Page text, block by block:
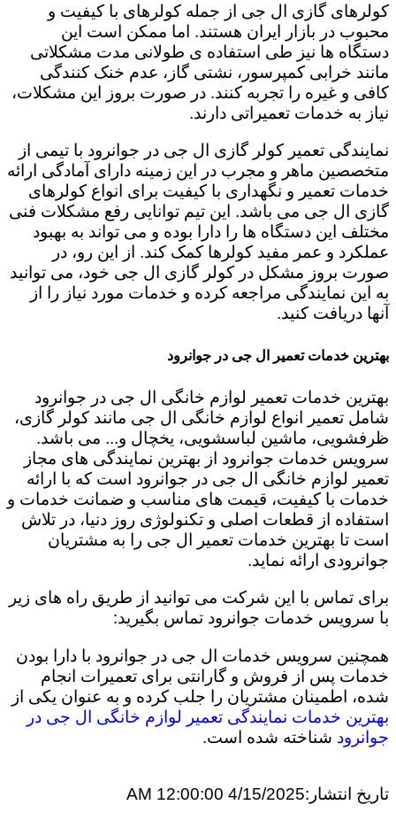
کولرهای گازی ال جی از جمله کولرهای با کیفیت و
محبوب در بازار ایران هستند. اما ممکن است این
دستگاه ها نیز طی استفاده ی طولانی مدت مشکلاتی
مانند خرابی کمپرسور، نشتی گاز، عدم خنک کنندگی
کافی و غیره را تجربه کنند. در صورت بروز این مشکلات،
نیاز به خدمات تعمیراتی دارند.
نمایندگی تعمیر کولر گازی ال جی در جوانرود با تیمی از
متخصصین ماهر و مجرب در این زمینه دارای آمادگی ارائه
خدمات تعمیر و نگهداری با کیفیت برای انواع کولرهای
گازی ال جی می باشد. این تیم توانایی رفع مشکلات فنی
مختلف این دستگاه ها را دارا بوده و می تواند به بهبود
عملکرد و عمر مفید کولرها کمک کند. از این رو، در
صورت بروز مشکل در کولر گازی ال جی خود، می توانید
به این نمایندگی مراجعه کرده و خدمات مورد نیاز را از
آنها دریافت کنید.
بهترین خدمات تعمیر ال جی در جوانرود
بهترین خدمات تعمیر لوازم خانگی ال جی در جوانرود
شامل تعمیر انواع لوازم خانگی ال جی مانند کولر گازی،
ظرفشویی، ماشین لباسشویی، یخچال و... می باشد.
سرویس خدمات جوانرود از بهترین نمایندگی های مجاز
تعمیر لوازم خانگی ال جی در جوانرود است که با ارائه
خدمات با کیفیت، قیمت های مناسب و ضمانت خدمات و
استفاده از قطعات اصلی و تکنولوژی روز دنیا، در تلاش
است تا بهترین خدمات تعمیر ال جی را به مشتریان
جوانرودی ارائه نماید.
برای تماس با این شرکت می توانید از طریق راه های زیر
با سرویس خدمات جوانرود تماس بگیرید:
همچنین سرویس خدمات ال جی در جوانرود با دارا بودن
خدمات پس از فروش و گارانتی برای تعمیرات انجام
شده، اطمینان مشتریان را جلب کرده و به عنوان یکی از
بهترین خدمات نمایندگی تعمیر لوازم خانگی ال جی در
جوانرود شناخته شده است.
تاریخ انتشار:4/15/2025 12:00:00 AM